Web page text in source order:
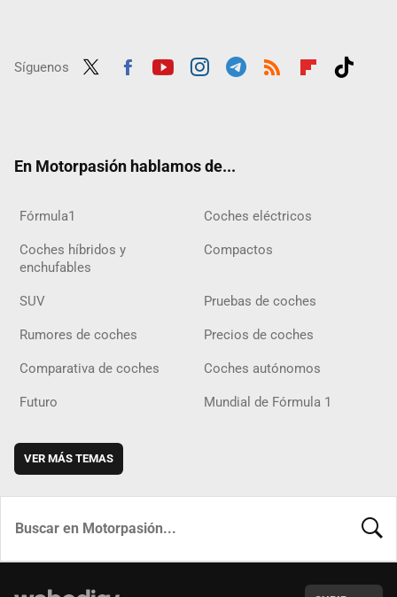
Síguenos
En Motorpasión hablamos de...
Fórmula1 Coches eléctricos
Coches híbridos y
enchufables
Compactos
SUV Pruebas de coches
Rumores de coches Precios de coches
Comparativa de coches Coches autónomos
Futuro Mundial de Fórmula 1
VER MÁS TEMAS